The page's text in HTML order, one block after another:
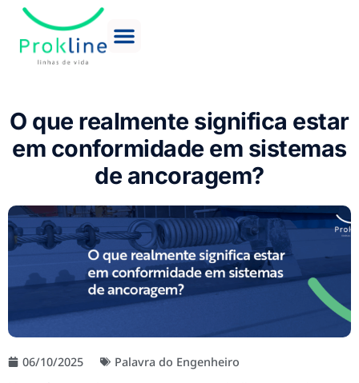
O que realmente significa estar
em conformidade em sistemas
de ancoragem?
06/10/2025 Palavra do Engenheiro